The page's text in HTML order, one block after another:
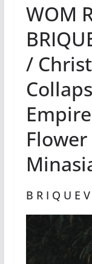
WOM
/
B R I Q U E